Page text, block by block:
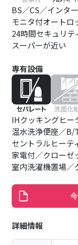
BS CS インタ
モニタ付オートロ
24時間セキュリテ
スーパーが近い
専有設備
IHクッキングヒー
温水洗浄便座
B/
セントラルヒーテ
家電付
クローゼ
室内洗濯機置場
詳細情報